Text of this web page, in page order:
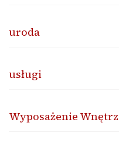
uroda
usługi
Wyposażenie Wnętrz